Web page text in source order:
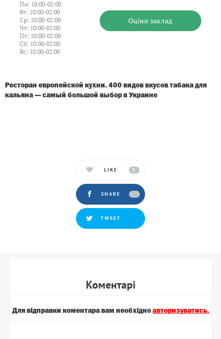
Пн: 10:00-02:00
Вт: 10:00-02:00
Ср: 10:00-02:00
Чт: 10:00-02:00
Пт: 10:00-02:00
Сб: 10:00-02:00
Вс: 10:00-02:00
Оцiни заклад
Ресторан европейской кухни. 400 видов вкусов табака для
кальяна — самый большой выбор в Украине
LIKE 0
SHARE
TWEET
Коментарi
Для вiдправки коментара вам необхiдно авторизуватись.